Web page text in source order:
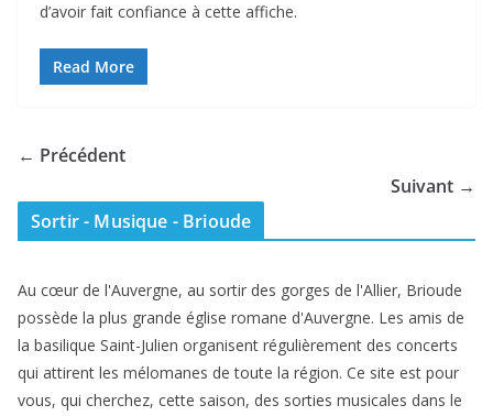
d’avoir fait confiance à cette affiche.
Read More
← Précédent
Suivant →
Sortir - Musique - Brioude
Au cœur de l'Auvergne, au sortir des gorges de l'Allier, Brioude
possède la plus grande église romane d'Auvergne. Les amis de
la basilique Saint-Julien organisent régulièrement des concerts
qui attirent les mélomanes de toute la région. Ce site est pour
vous, qui cherchez, cette saison, des sorties musicales dans le